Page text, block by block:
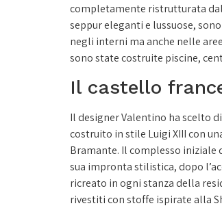
completamente ristrutturata
seppur eleganti e lussuose,
negli interni ma anche nelle
sono state costruite piscine,
Il castello
Il designer Valentino ha scelto
costruito in stile Luigi XIII con
Bramante. Il complesso iniziale
sua impronta stilistica, dopo
ricreato in ogni stanza della
rivestiti con stoffe ispirate alla